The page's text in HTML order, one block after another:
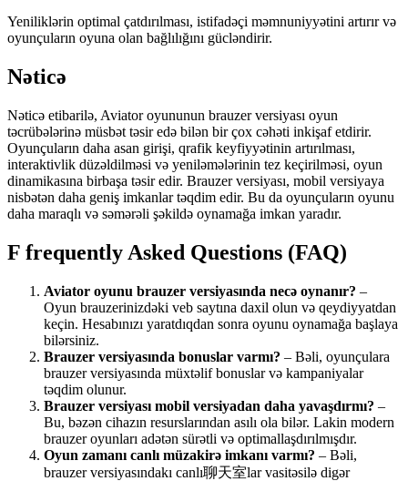
Yeniliklərin optimal çatdırılması, istifadəçi məmnuniyyətini artırır və
oyunçuların oyuna olan bağlılığını gücləndirir.
Nəticə
Nəticə etibarilə, Aviator oyununun brauzer versiyası oyun
təcrübələrinə müsbət təsir edə bilən bir çox cəhəti inkişaf etdirir.
Oyunçuların daha asan girişi, qrafik keyfiyyətinin artırılması,
interaktivlik düzəldilməsi və yeniləmələrinin tez keçirilməsi, oyun
dinamikasına birbaşa təsir edir. Brauzer versiyası, mobil versiyaya
nisbətən daha geniş imkanlar təqdim edir. Bu da oyunçuların oyunu
daha maraqlı və səmərəli şəkildə oynamağa imkan yaradır.
F frequently Asked Questions (FAQ)
Aviator oyunu brauzer versiyasında necə oynanır? –
Oyun brauzerinizdəki veb saytına daxil olun və qeydiyyatdan
keçin. Hesabınızı yaratdıqdan sonra oyunu oynamağa başlaya
bilərsiniz.
Brauzer versiyasında bonuslar varmı? – Bəli, oyunçulara
brauzer versiyasında müxtəlif bonuslar və kampaniyalar
təqdim olunur.
Brauzer versiyası mobil versiyadan daha yavaşdırmı? –
Bu, bəzən cihazın resurslarından asılı ola bilər. Lakin modern
brauzer oyunları adətən sürətli və optimallaşdırılmışdır.
Oyun zamanı canlı müzakirə imkanı varmı? – Bəli,
brauzer versiyasındakı canlı聊天室lar vasitəsilə digər